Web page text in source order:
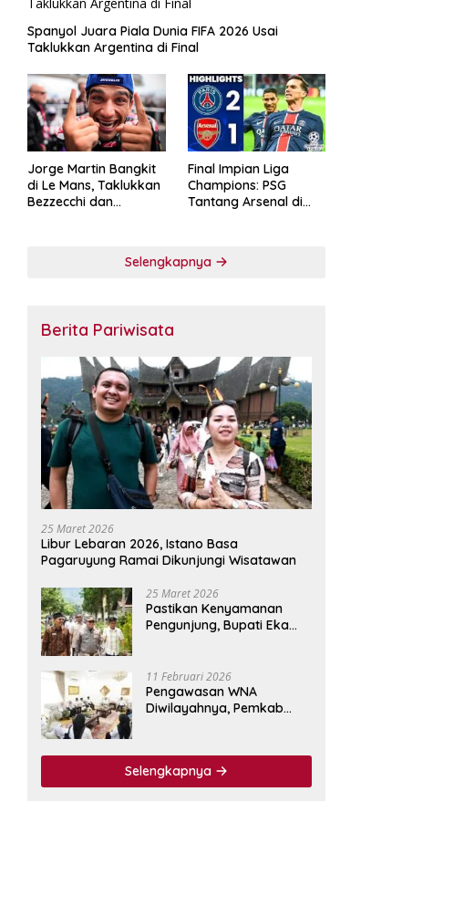
Spanyol Juara Piala Dunia FIFA 2026 Usai
Taklukkan Argentina di Final
Jorge Martin Bangkit
di Le Mans, Taklukkan
Bezzecchi dan
Final Impian Liga
Champions: PSG
Tantang Arsenal di
Selengkapnya
Berita Pariwisata
25 Maret 2026
Libur Lebaran 2026, Istano Basa
Pagaruyung Ramai Dikunjungi Wisatawan
25 Maret 2026
Pastikan Kenyamanan
Pengunjung, Bupati Eka
Pagaruyuang
11 Februari 2026
Pengawasan WNA
Diwilayahnya, Pemkab
Imigrasi Kelas I Non TPI
Agam
Selengkapnya